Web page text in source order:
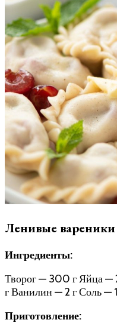
Ленивые вареники
Ингредиенты:
Творог — 300 г Яйца —
г Ванилин — 2 г Соль —
Приготовление: